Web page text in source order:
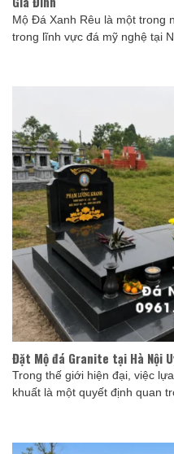
Mộ Đá Xanh Rêu là một trong
trong lĩnh vực đá mỹ nghệ tại
Đặt Mộ đá Granite tại Hà Nội
Trong thế giới hiện đại, việc
khuất là một quyết định quan